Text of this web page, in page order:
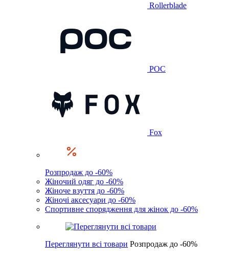
Rollerblade
POC
Fox
Розпродаж до -60%
Жіночий одяг до -60%
Жіноче взуття до -60%
Жіночі аксесуари до -60%
Спортивне спорядження для жінок до -60%
Переглянути всі товари Розпродаж до -60%